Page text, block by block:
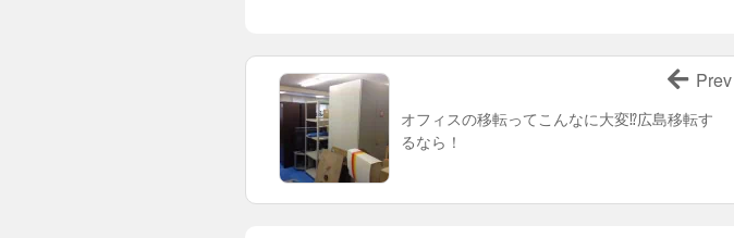
オフィスの移転ってこんなに大変⁉︎広島移転す
るなら！
Prev